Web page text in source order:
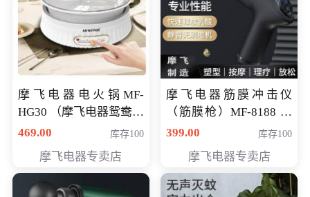
摩飞电器电火锅MF-
HG30 （摩飞电器鸳鸯锅
MF-HG30 ） 会员专享价
469.00 库存100
摩飞电器专卖店
摩飞电器筋膜冲击仪
（筋膜枪）MF-8188 会
员专享价268元
399.00 库存100
摩飞电器专卖店